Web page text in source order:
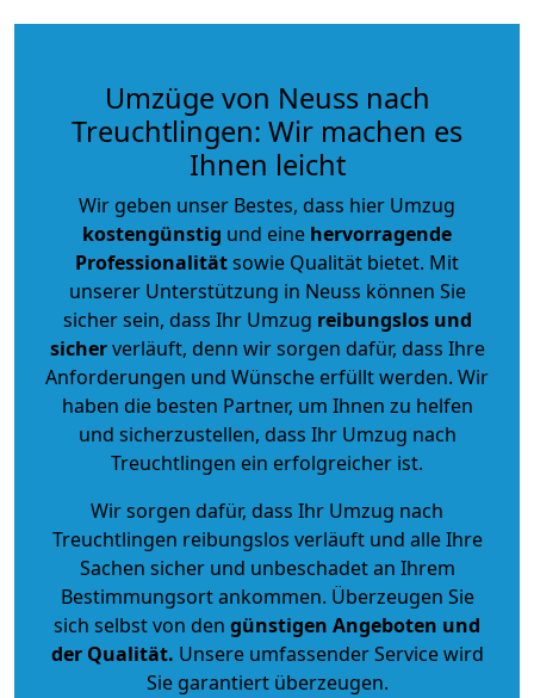
Umzüge von Neuss nach
Treuchtlingen: Wir machen es
Ihnen leicht
Wir geben unser Bestes, dass hier Umzug
kostengünstig und eine hervorragende
Professionalitätsowie Qualität bietet. Mit
unserer Unterstützung in Neuss können Sie
sicher sein, dass Ihr Umzug reibungslos und
sicherverläuft, denn wir sorgen dafür, dass Ihre
Anforderungen und Wünsche erfüllt werden. Wir
haben die besten Partner, um Ihnen zu helfen
und sicherzustellen, dass Ihr Umzug nach
Treuchtlingen ein erfolgreicher ist.
Wir sorgen dafür, dass Ihr Umzug nach
Treuchtlingen reibungslos verläuft und alle Ihre
Sachen sicher und unbeschadet an Ihrem
Bestimmungsort ankommen. Überzeugen Sie
sich selbst von den günstigen Angeboten und
der Qualität. Unsere umfassender Service wird
Sie garantiert überzeugen.